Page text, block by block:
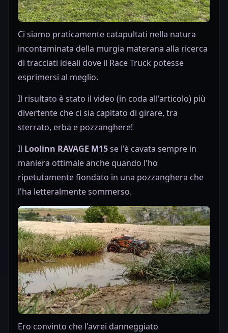
Ci siamo praticamente catapultati nella natura
incontaminata della murgia materana alla ricerca
di tracciati ideali dove il Race Truck potesse
esprimersi al meglio.
Il risultato è stato il video (in coda all'articolo) più
divertente che ci sia capitato di girare, tra
sterrato, erba e pozzanghere!
Il Loolinn RAVAGE M15se l'è cavata sempre in
maniera ottimale anche quando l'ho
ripetutamente fiondato in una pozzanghera che
l'ha letteralmente sommerso.
Ero convinto che l'avrei danneggiato